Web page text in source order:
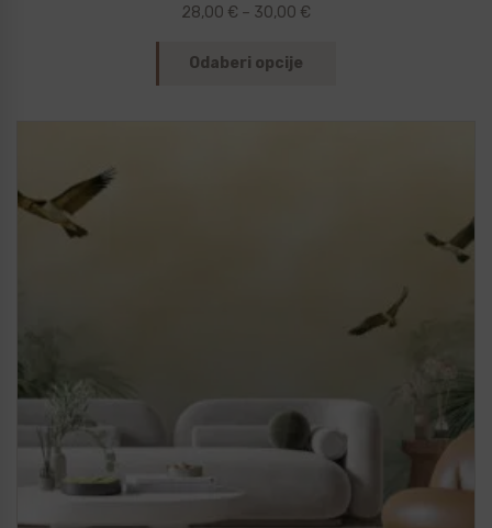
28,00 € – 30,00 €
Odaberi opcije